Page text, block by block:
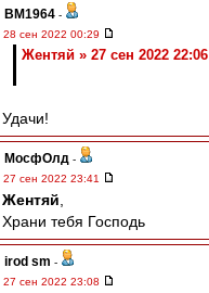
BM1964 -
28 сен 2022 00:29
Жентяй » 27 сен 2022 22:06
Удачи!
МосфОлд -
27 сен 2022 23:41
Жентяй
Храни тебя Господь
irod sm -
27 сен 2022 23:08